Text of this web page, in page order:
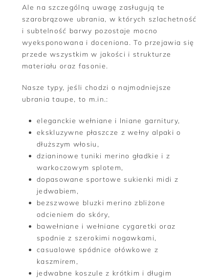
Ale na szczególną uwagę zasługują te
szarobrązowe ubrania, w których szlachetność
i subtelność barwy pozostaje mocno
wyeksponowana i doceniona. To przejawia się
przede wszystkim w jakości i strukturze
materiału oraz fasonie.
Nasze typy, jeśli chodzi o najmodniejsze
ubrania taupe, to m.in.:
eleganckie wełniane i lniane garnitury,
ekskluzywne płaszcze z wełny alpaki o
dłuższym włosiu,
dzianinowe tuniki merino gładkie i z
warkoczowym splotem,
dopasowane sportowe sukienki midi z
jedwabiem,
bezszwowe bluzki merino zbliżone
odcieniem do skóry,
bawełniane i wełniane cygaretki oraz
spodnie z szerokimi nogawkami,
casualowe spódnice ołówkowe z
kaszmirem,
jedwabne koszule z krótkim i długim